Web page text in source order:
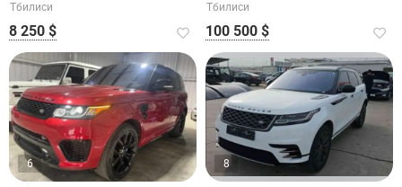
Тбилиси
8 250 $
Тбилиси
100 500 $
6 8